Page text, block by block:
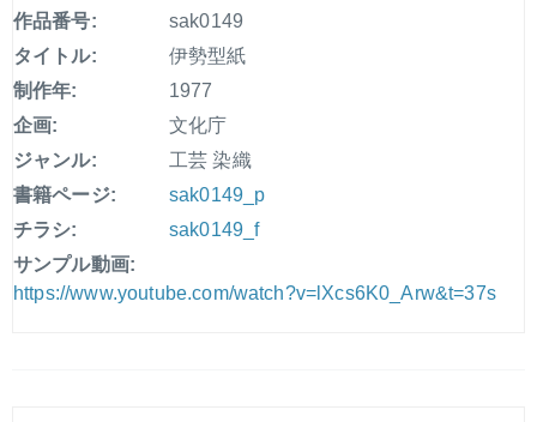
作品番号:
sak0149
タイトル:
伊勢型紙
制作年:
1977
企画:
文化庁
ジャンル:
工芸 染織
書籍ページ:
sak0149_p
チラシ:
sak0149_f
サンプル動画:
https://www.youtube.com/watch?v=lXcs6K0_Arw&t=37s